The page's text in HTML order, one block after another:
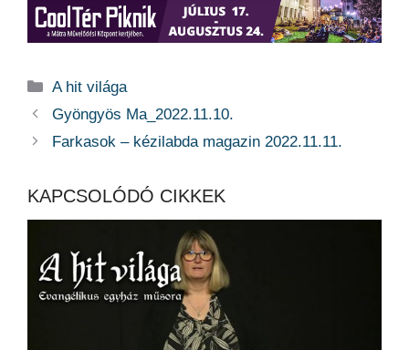
Kategória
A hit világa
Gyöngyös Ma_2022.11.10.
Farkasok – kézilabda magazin 2022.11.11.
KAPCSOLÓDÓ CIKKEK